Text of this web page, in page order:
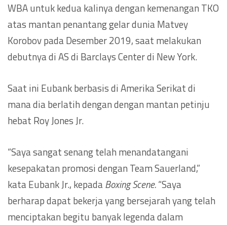
WBA untuk kedua kalinya dengan kemenangan TKO
atas mantan penantang gelar dunia Matvey
Korobov pada Desember 2019, saat melakukan
debutnya di AS di Barclays Center di New York.
Saat ini Eubank berbasis di Amerika Serikat di
mana dia berlatih dengan dengan mantan petinju
hebat Roy Jones Jr.
“Saya sangat senang telah menandatangani
kesepakatan promosi dengan Team Sauerland,”
kata Eubank Jr., kepadaBoxing Scene.“Saya
berharap dapat bekerja yang bersejarah yang telah
menciptakan begitu banyak legenda dalam